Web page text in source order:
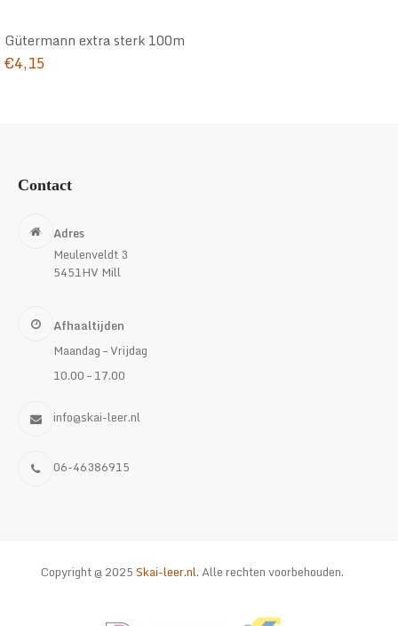
Gütermann extra sterk 100m
€4,15
Contact
Adres
Meulenveldt 3
5451HV Mill
Afhaaltijden
Maandag – Vrijdag
10.00 – 17.00
info@skai-leer.nl
06-46386915
Copyright @ 2025Skai-leer.nl. Alle rechten voorbehouden.